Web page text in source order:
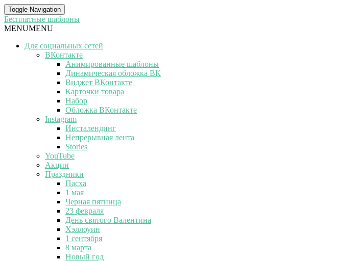
Toggle Navigation
Бесплатные шаблоны
MENUMENU
Для социальных сетей
ВКонтакте
Анимированные шаблоны
Динамическая обложка ВК
Виджет ВКонтакте
Карточки товара
Набор
Обложка ВКонтакте
Instagram
Инсталендинг
Непрерывная лента
Stories
YouTube
Акции
Праздники
Пасха
1 мая
Черная пятница
23 февраля
День святого Валентина
Хэллоуин
1 сентября
8 марта
Новый год